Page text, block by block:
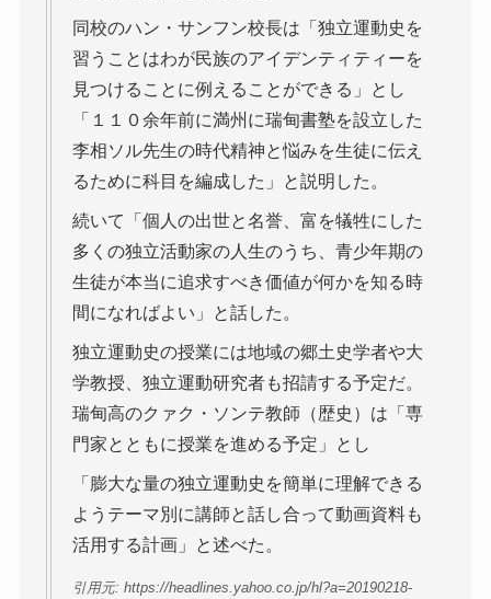
同校のハン・サンフン校長は「独立運動史を
習うことはわが民族のアイデンティティーを
見つけることに例えることができる」とし
「１１０余年前に満州に瑞甸書塾を設立した
李相ソル先生の時代精神と悩みを生徒に伝え
るために科目を編成した」と説明した。
続いて「個人の出世と名誉、富を犠牲にした
多くの独立活動家の人生のうち、青少年期の
生徒が本当に追求すべき価値が何かを知る時
間になればよい」と話した。
独立運動史の授業には地域の郷土史学者や大
学教授、独立運動研究者も招請する予定だ。
瑞甸高のクァク・ソンテ教師（歴史）は「専
門家とともに授業を進める予定」とし
「膨大な量の独立運動史を簡単に理解できる
ようテーマ別に講師と話し合って動画資料も
活用する計画」と述べた。
引用元: https://headlines.yahoo.co.jp/hl?a=20190218-